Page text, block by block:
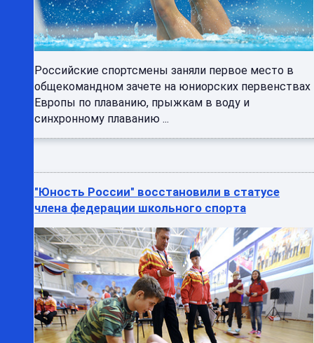
Российские спортсмены заняли первое место в
общекомандном зачете на юниорских первенствах
Европы по плаванию, прыжкам в воду и
синхронному плаванию ...
"Юность России" восстановили в статусе
члена федерации школьного спорта